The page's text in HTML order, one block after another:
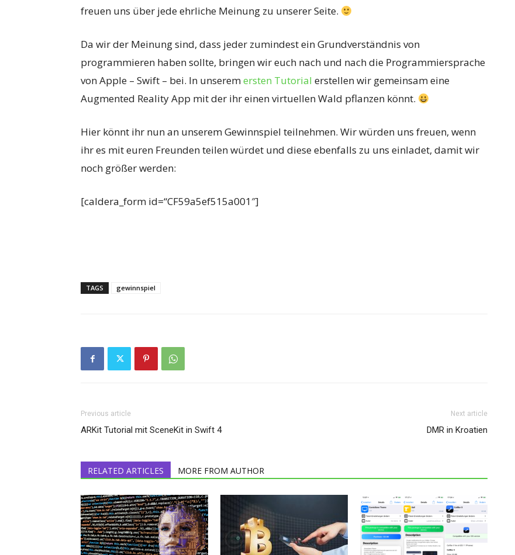
freuen uns über jede ehrliche Meinung zu unserer Seite.
Da wir der Meinung sind, dass jeder zumindest ein Grundverständnis von
programmieren haben sollte, bringen wir euch nach und nach die Programmiersprache
von Apple – Swift – bei. In unseremersten Tutorial erstellen wir gemeinsam eine
Augmented Reality App mit der ihr einen virtuellen Wald pflanzen könnt.
Hier könnt ihr nun an unserem Gewinnspiel teilnehmen. Wir würden uns freuen, wenn
ihr es mit euren Freunden teilen würdet und diese ebenfalls zu uns einladet, damit wir
noch größer werden:
[caldera_form id=“CF59a5ef515a001″]
TAGS gewinnspiel
Previous article
ARKit Tutorial mit SceneKit in Swift 4
Next article
DMR in Kroatien
RELATED ARTICLES MORE FROM AUTHOR